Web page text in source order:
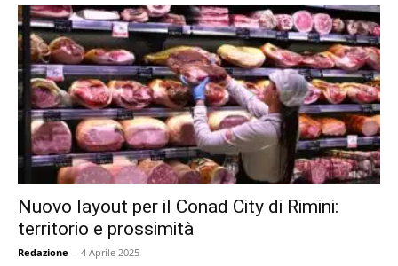
Nuovo layout per il Conad City di Rimini:
territorio e prossimità
Redazione - 4 Aprile 2025